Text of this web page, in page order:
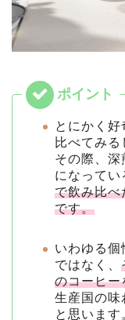
とにかく
比べてみる
その際、深
になってい
で飲み比べ
です。
いわゆる個
ではなく、
のコーヒー
⽣産国の味
と思いま